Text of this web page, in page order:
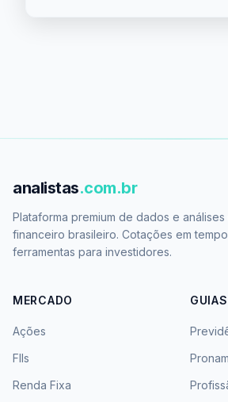
analistas.com.br
Plataforma premium de dados e
financeiro brasileiro. Cotações em
ferramentas para investidores.
MERCADO
Ações
FIIs
Renda Fixa
GUIAS